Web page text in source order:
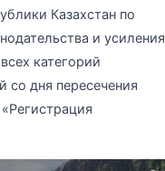
Казахстан по
и усиления
категорий
со дня пересечения